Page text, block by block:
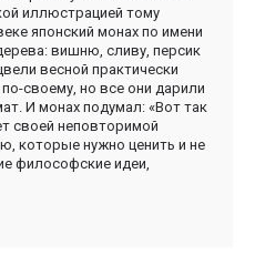
иллюстрацией тому
японский монах по имени
вишню, сливу, персик
весной практически
своему, но все они дарили
И монах подумал: «Вот так
своей неповторимой
которые нужно ценить и не
философские идеи,